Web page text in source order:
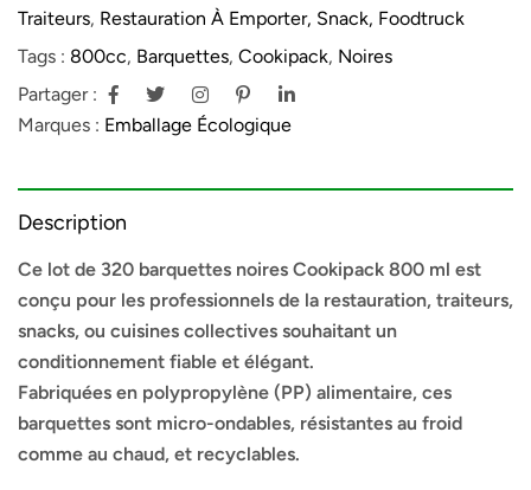
Traiteurs, Restauration À Emporter, Snack, Foodtruck
Tags : 800cc, Barquettes, Cookipack, Noires
Partager :
Marques : Emballage Écologique
Description
Ce lot de 320 barquettes noires Cookipack 800 ml est
conçu pour les professionnels de la restauration, traiteurs,
snacks, ou cuisines collectives souhaitant un
conditionnement fiable et élégant.
Fabriquées en polypropylène (PP) alimentaire, ces
barquettes sont micro-ondables, résistantes au froid
comme au chaud, et recyclables.